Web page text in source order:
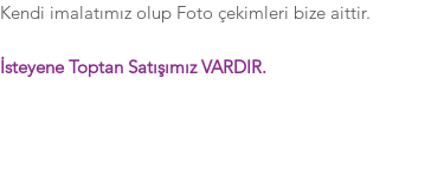
Kendi imalatımız olup Foto çekimleri bize aittir.
İsteyene Toptan Satışımız VARDIR.